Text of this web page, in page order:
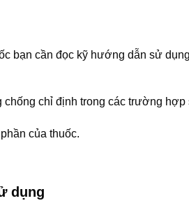
bạn cần đọc kỹ hướng dẫn sử
chống chỉ định trong các trường hợp
của thuốc.
dụng